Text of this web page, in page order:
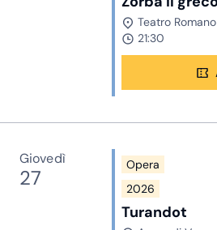
Teatro
21:30
Giovedì
27
Opera
2026
Turandot